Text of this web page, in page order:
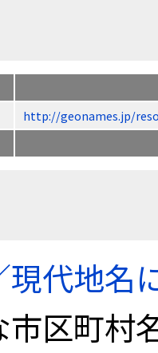
http://geonames.jp/
代地名
市区町村